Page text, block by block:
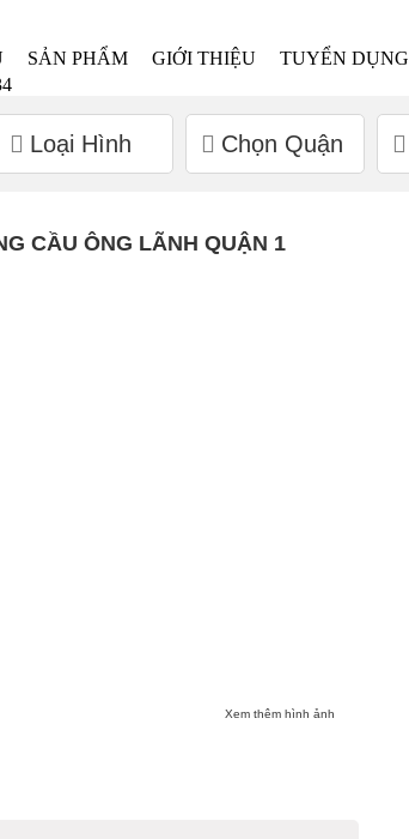
SẢN PHẨM GIỚI THIỆU TUYỂN DỤNG
Loại Hình Chọn Quận
CẦU ÔNG LÃNH QUẬN 1
Xem thêm hình ảnh